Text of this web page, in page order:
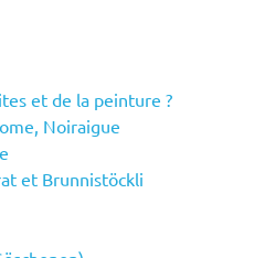
et de la peinture ?
Noiraigue
et Brunnistöckli